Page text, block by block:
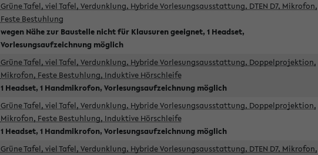
Grüne Tafel, viel Tafel, Verdunklung, Hybride Vorlesungsausstattung, DTEN D7, Mikrofon,
Feste Bestuhlung
wegen Nähe zur Baustelle nicht für Klausuren geeignet, 1 Headset,
Vorlesungsaufzeichnung möglich
Grüne Tafel, viel Tafel, Verdunklung, Hybride Vorlesungsausstattung, Doppelprojektion,
Mikrofon, Feste Bestuhlung, Induktive Hörschleife
1 Headset, 1 Handmikrofon, Vorlesungsaufzeichnung möglich
Grüne Tafel, viel Tafel, Verdunklung, Hybride Vorlesungsausstattung, Doppelprojektion,
Mikrofon, Feste Bestuhlung, Induktive Hörschleife
1 Headset, 1 Handmikrofon, Vorlesungsaufzeichnung möglich
Grüne Tafel, viel Tafel, Verdunklung, Hybride Vorlesungsausstattung, DTEN D7, Mikrofon,